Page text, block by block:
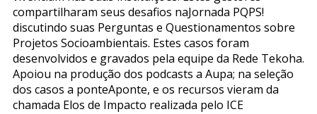
compartilharam seus desafios naJornada PQPS!
discutindo suas Perguntas e Questionamentos sobre
Projetos Socioambientais. Estes casos foram
desenvolvidos e gravados pela equipe da Rede Tekoha.
Apoiou na produção dos podcasts a Aupa; na seleção
dos casos a ponteAponte, e os recursos vieram da
chamada Elos de Impacto realizada pelo ICE